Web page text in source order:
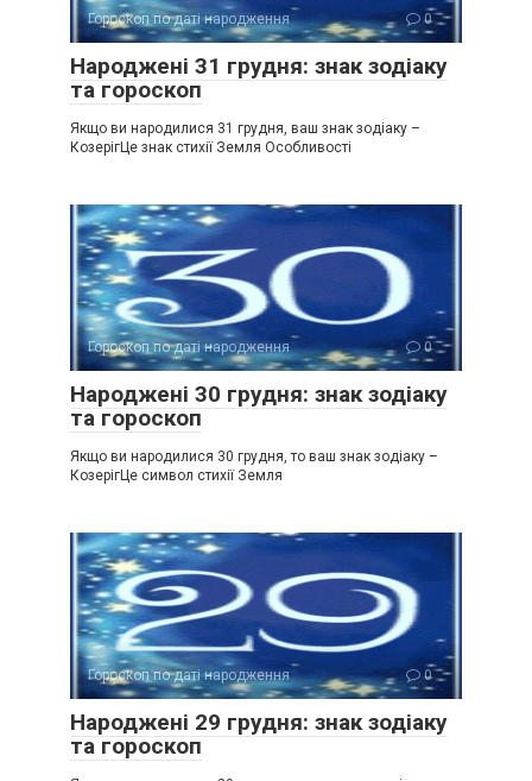
Гороскоп по даті народження 0
Народжені 31 грудня: знак зодіаку
та гороскоп
Якщо ви народилися 31 грудня, ваш знак зодіаку –
КозерігЦе знак стихії Земля Особливості
Гороскоп по даті народження 0
Народжені 30 грудня: знак зодіаку
та гороскоп
Якщо ви народилися 30 грудня, то ваш знак зодіаку –
КозерігЦе символ стихії Земля
Гороскоп по даті народження 0
Народжені 29 грудня: знак зодіаку
та гороскоп